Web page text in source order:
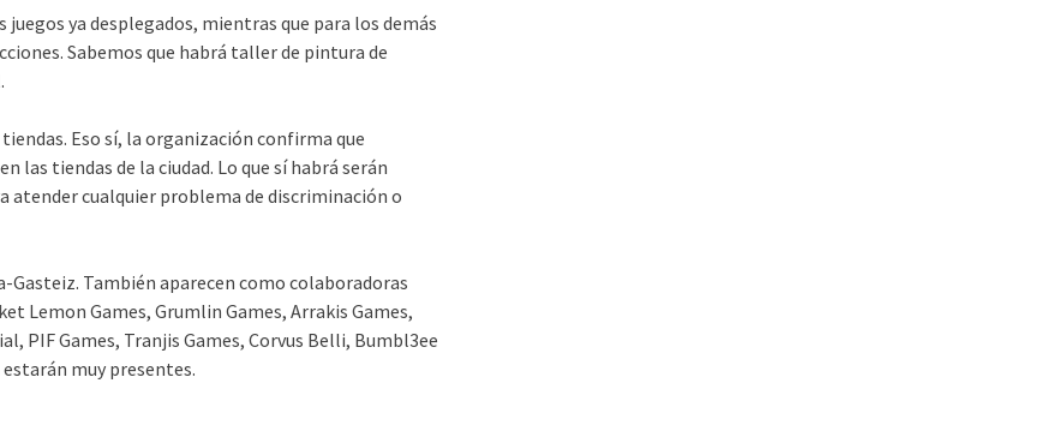
ya desplegados, mientras que para los demás
Sabemos que habrá taller de pintura de
Eso sí, la organización confirma que
las tiendas de la ciudad. Lo que sí habrá serán
atender cualquier problema de discriminación o
Gasteiz. También aparecen como colaboradoras
Lemon Games, Grumlin Games, Arrakis Games,
PIF Games, Tranjis Games, Corvus Belli, Bumbl3ee
estarán muy presentes.